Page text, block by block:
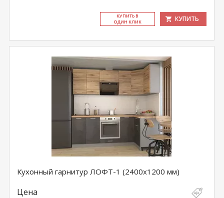
КУ­ПИТЬ В
ОДИН КЛИК
КУПИТЬ
Кухонный гарнитур ЛОФТ-1 (2400х1200 мм)
Цена